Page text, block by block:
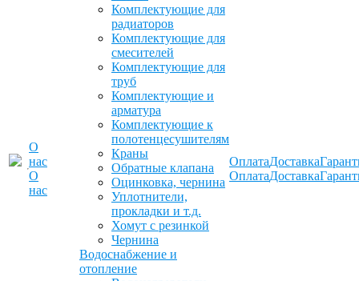
О
нас
О
нас
Комплектующие для
радиаторов
Комплектующие для
смесителей
Комплектующие для
труб
Комплектующие и
арматура
Комплектующие к
полотенцесушителям
Краны
Обратные клапана
Оцинковка, чернина
Уплотнители,
прокладки и т.д.
Хомут с резинкой
Чернина
Водоснабжение и
отопление
Оплата
Оплата
Доставка
Доставка